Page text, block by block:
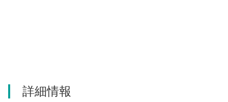
詳細情報